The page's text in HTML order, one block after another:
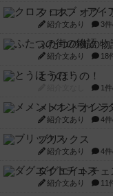
クロス・オブ・
紹介文あり 3
ふたつの街の物
紹介文あり 18
とうほうの！
1
メメントオンラ
紹介文あり 4
ブリックス
紹介文あり 4
ダグエイトチェ
紹介文あり 11